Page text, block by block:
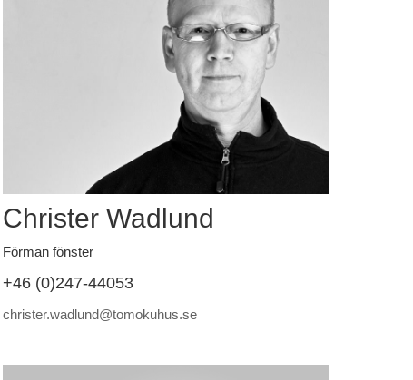
Christer Wadlund
Förman fönster
+46 (0)247-44053
christer.wadlund@tomokuhus.se